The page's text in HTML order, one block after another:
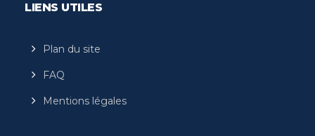
LIENS UTILES
Plan du site
FAQ
Mentions légales